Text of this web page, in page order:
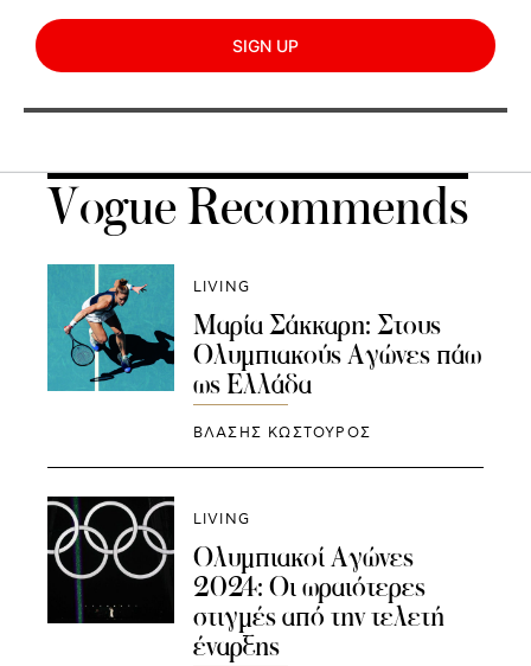
SIGN UP
Vogue Recommends
LIVING
Μαρία Σάκκαρη: Στους
Ολυμπιακούς Αγώνες πάω
ως Ελλάδα
ΒΛΑΣΗΣ ΚΩΣΤΟΥΡΟΣ
LIVING
Ολυμπιακοί Αγώνες
2024: Οι ωραιότερες
στιγμές από την τελετή
έναρξης